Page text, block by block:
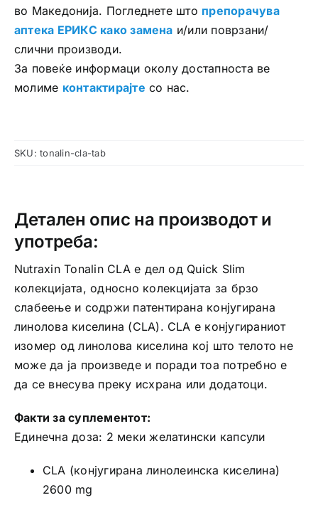
во Македонија. Погледнете што препорачува
аптека ЕРИКС како замена и/или поврзани/
слични производи.
За повеќе информаци околу достапноста ве
молиме контактирајте со нас.
SKU:tonalin-cla-tab
Детален опис на производот и
употреба:
Nutraxin Tonalin CLA е дел од Quick Slim
колекцијата, односно колекцијата за брзо
слабеење и содржи патентирана конјугирана
линолова киселина (CLA). CLA е конјугираниот
изомер од линолова киселина кој што телото не
може да ја произведе и поради тоа потребно е
да се внесува преку исхрана или додатоци.
Факти за суплементот:
Единечна доза: 2 меки желатински капсули
CLA (конјугирана линолеинска киселина)
2600 mg